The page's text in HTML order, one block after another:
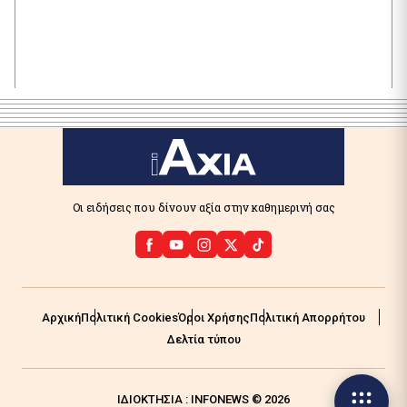
Οι ειδήσεις που δίνουν αξία στην καθημερινή σας
ΑρχικήΠολιτική CookiesΌροι ΧρήσηςΠολιτική Απορρήτου
Δελτία τύπου
ΙΔΙΟΚΤΗΣΙΑ : INFONEWS © 2026